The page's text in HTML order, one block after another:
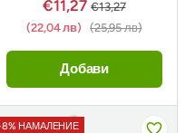
€11,27 €13,27
(22,04 лв) (25,95 лв)
Добави
НАМАЛЕНИЕ